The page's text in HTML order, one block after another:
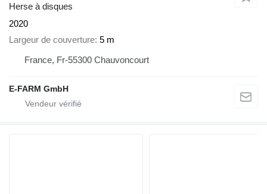
Herse à disques
2020
Largeur de couverture 5 m
France, Fr-55300 Chauvoncourt
E-FARM GmbH